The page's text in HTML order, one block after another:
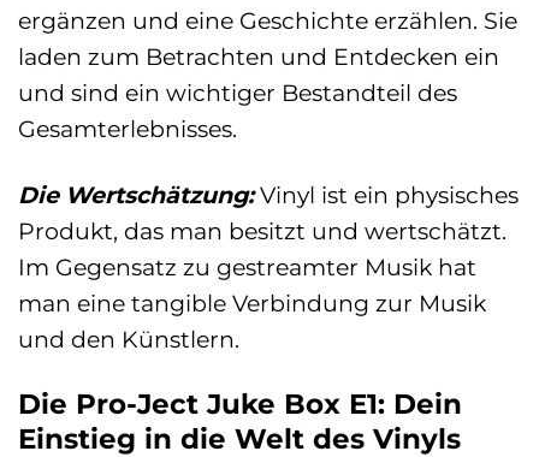
ergänzen und eine Geschichte erzählen. Sie
laden zum Betrachten und Entdecken ein
und sind ein wichtiger Bestandteil des
Gesamterlebnisses.
Die Wertschätzung:Vinyl ist ein physisches
Produkt, das man besitzt und wertschätzt.
Im Gegensatz zu gestreamter Musik hat
man eine tangible Verbindung zur Musik
und den Künstlern.
Die Pro-Ject Juke Box E1: Dein
Einstieg in die Welt des Vinyls